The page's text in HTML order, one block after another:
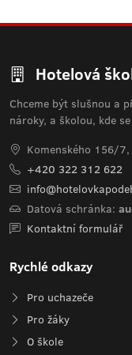
Hotelová
Chceme být slušnou a
nároky, a školou, kde
Komenského 156/
+420 322 312 622
Datová schránka:
Kontaktní formulář
Rychlé odkazy
Pro uchazeče
Pro žáky
O škole